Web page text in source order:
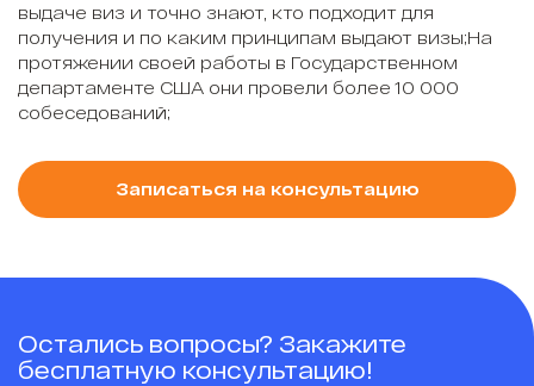
выдаче виз и точно знают, кто подходит для
получения и по каким принципам выдают визы;На
протяжении своей работы в Государственном
департаменте США они провели более 10 000
собеседований;
Записаться на консультацию
Остались вопросы? Закажите
бесплатную консультацию!